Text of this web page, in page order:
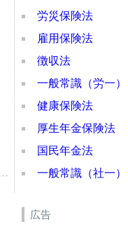
労災保険法
雇用保険法
徴収法
一般常識（労一）
健康保険法
厚生年金保険法
国民年金法
一般常識（社一）
広告